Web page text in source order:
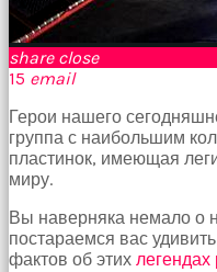
süre
sessizce
onu
izliyordum
fakat
benim
onu
izlediğimi
etti
altyazılı
porno
share close
15 email
Герои нашего
группа с наибольшим
пластинок, имеющая
миру.
Вы наверняка немало о
постараемся вас
фактов об этих легендах